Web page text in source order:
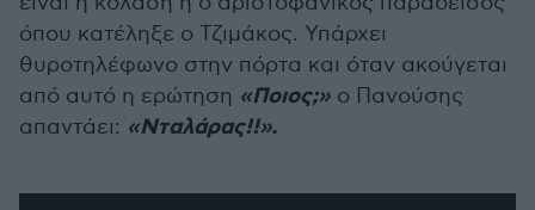
όπου κατέληξε ο Τζιμάκος. Υπάρχει
θυροτηλέφωνο στην πόρτα και όταν ακούγεται
από αυτό η ερώτηση «Ποιος;» ο Πανούσης
απαντάει: «Νταλάρας!!».